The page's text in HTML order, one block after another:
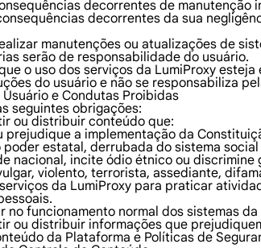
decorrentes de
decorrentes da sua
manutenções ou atualizações de
serão de responsabilidade do usuário.
o uso dos serviços da LumiProxy
do usuário e não se responsabiliza
e Condutas Proibidas
seguintes obrigações:
ou distribuir conteúdo que:
prejudique a implementação da
estatal, derrubada do sistema
nacional, incite ódio étnico ou discrimine
violento, terrorista, assediante,
da LumiProxy para praticar
no funcionamento normal dos sistemas
ou distribuir informações que
da Plataforma e Políticas de